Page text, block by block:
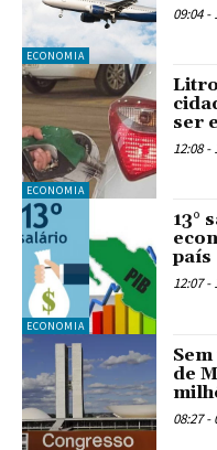
ECONOMIA
09:04 -
ECONOMIA
ser
12:08 -
ECONOMIA
13°
país
12:07 -
de
08:27 -